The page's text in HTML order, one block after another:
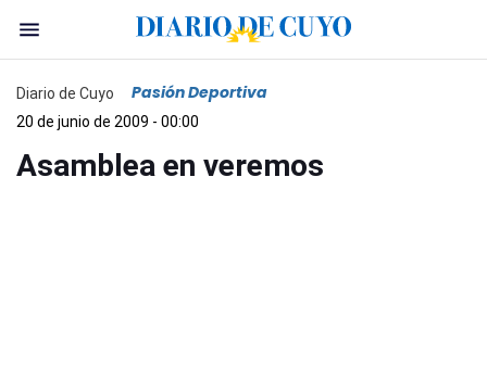
Diario de Cuyo Pasión Deportiva
20 de junio de 2009 - 00:00
Asamblea en veremos